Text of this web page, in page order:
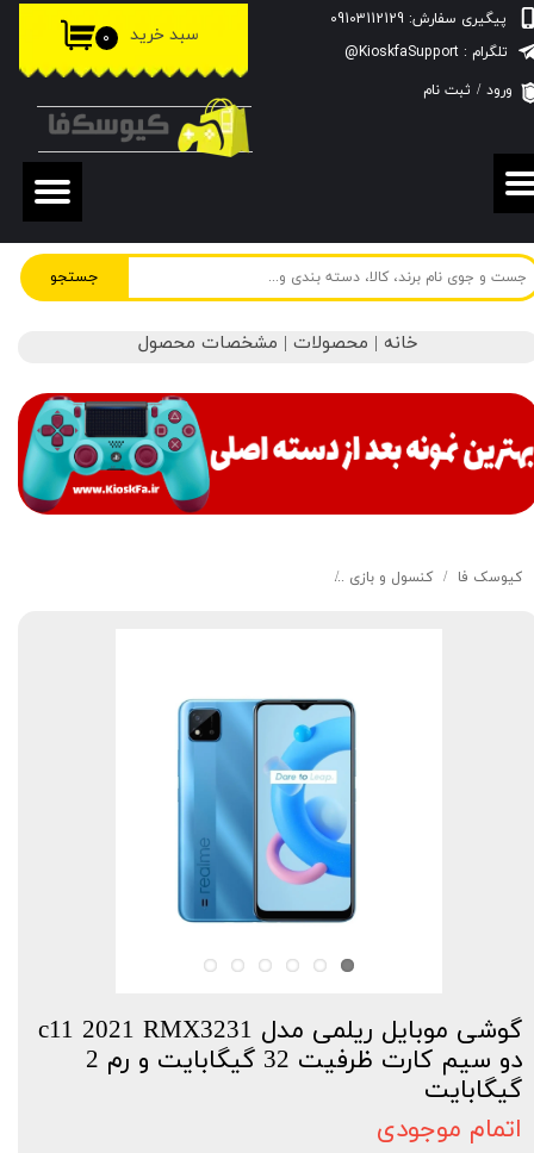
جستجو
پیگیری سفارش: 09103112129
۰ سبد خرید
ورود / ثبت نام
حساب کاربری من
تغییر گذر واژه
سفارشات
خروج از حساب کاربری
تلگرام : KioskfaSupport@
خانه | محصولات | مشخصات محصول
کیوسک‌ فا کنسول و بازی
گوشی موبایل ریلمی مدل c11 2021 RMX3231
دو سیم کارت ظرفیت 32 گیگابایت و رم 2
گیگابایت
اتمام موجودی